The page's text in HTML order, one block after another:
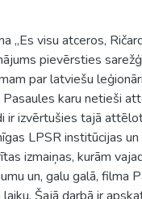
„Es visu atceros,
pievērsties
par latviešu
karu netieši
ir izvērtušies tajā
LPSR institūcijas un
izmaiņas, kurām
un, galu galā, filma